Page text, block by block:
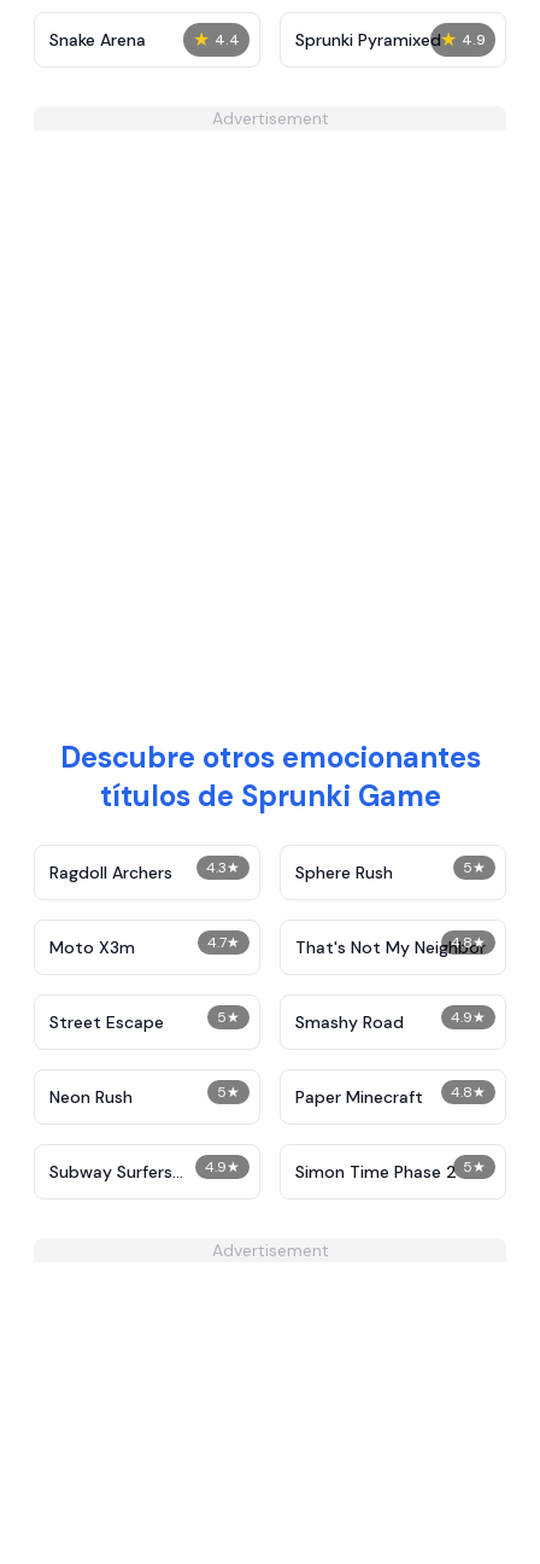
★ 4.4
Snake Arena ★ 4.9
Sprunki Pyramixed
Advertisement
Descubre otros emocionantes
títulos de Sprunki Game
4.3★
Ragdoll Archers 5★
Sphere Rush
4.7★
Moto X3m 4.8★
That's Not My Neighbor
5★
Street Escape 4.9★
Smashy Road
5★
Neon Rush 4.8★
Paper Minecraft
4.9★
Subway Surfers
Unblocked
5★
Simon Time Phase 2
Advertisement